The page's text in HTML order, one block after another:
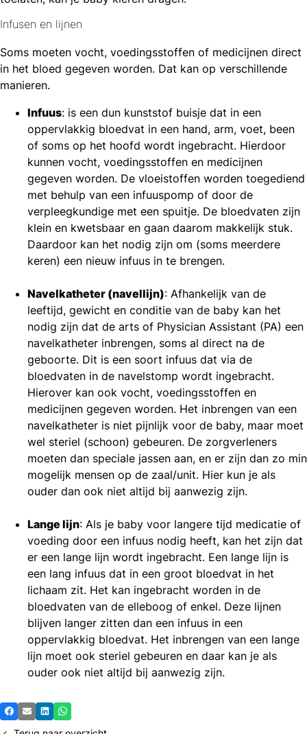
Infusen en lijnen
Soms moeten vocht, voedingsstoffen of medicijnen direct
in het bloed gegeven worden. Dat kan op verschillende
manieren.
Infuus: is een dun kunststof buisje dat in een
oppervlakkig bloedvat in een hand, arm, voet, been
of soms op het hoofd wordt ingebracht. Hierdoor
kunnen vocht, voedingsstoffen en medicijnen
gegeven worden. De vloeistoffen worden toegediend
met behulp van een infuuspomp of door de
verpleegkundige met een spuitje. De bloedvaten zijn
klein en kwetsbaar en gaan daarom makkelijk stuk.
Daardoor kan het nodig zijn om (soms meerdere
keren) een nieuw infuus in te brengen.
Navelkatheter (navellijn): Afhankelijk van de
leeftijd, gewicht en conditie van de baby kan het
nodig zijn dat de arts of Physician Assistant (PA) een
navelkatheter inbrengen, soms al direct na de
geboorte. Dit is een soort infuus dat via de
bloedvaten in de navelstomp wordt ingebracht.
Hierover kan ook vocht, voedingsstoffen en
medicijnen gegeven worden. Het inbrengen van een
navelkatheter is niet pijnlijk voor de baby, maar moet
wel steriel (schoon) gebeuren. De zorgverleners
moeten dan speciale jassen aan, en er zijn dan zo min
mogelijk mensen op de zaal/unit. Hier kun je als
ouder dan ook niet altijd bij aanwezig zijn.
Lange lijn: Als je baby voor langere tijd medicatie of
voeding door een infuus nodig heeft, kan het zijn dat
er een lange lijn wordt ingebracht. Een lange lijn is
een lang infuus dat in een groot bloedvat in het
lichaam zit. Het kan ingebracht worden in de
bloedvaten van de elleboog of enkel. Deze lijnen
blijven langer zitten dan een infuus in een
oppervlakkig bloedvat. Het inbrengen van een lange
lijn moet ook steriel gebeuren en daar kan je als
ouder ook niet altijd bij aanwezig zijn.
DeelFacebook
E-mailLinkedInWhatsapp